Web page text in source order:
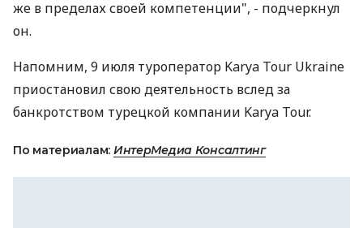
же в пределах своей компетенции", - подчеркнул
он.
Напомним, 9 июля туроператор Karya Tour Ukraine
приостановил свою деятельность вслед за
банкротством турецкой компании Karya Tour.
По материалам: ИнтерМедиа Консалтинг